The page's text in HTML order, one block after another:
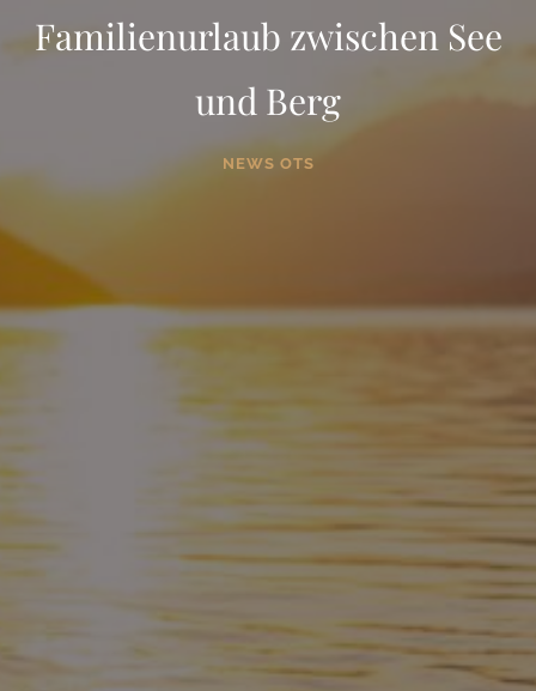
Familienurlaub zwischen See
und Berg
NEWS OTS